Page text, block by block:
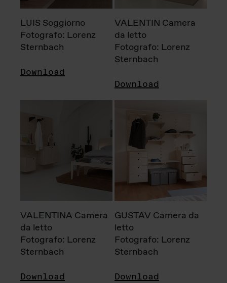
LUIS Soggiorno
Fotografo: Lorenz
Sternbach
Download
VALENTIN Camera
da letto
Fotografo: Lorenz
Sternbach
Download
VALENTINA Camera
da letto
Fotografo: Lorenz
Sternbach
Download
GUSTAV Camera da
letto
Fotografo: Lorenz
Sternbach
Download